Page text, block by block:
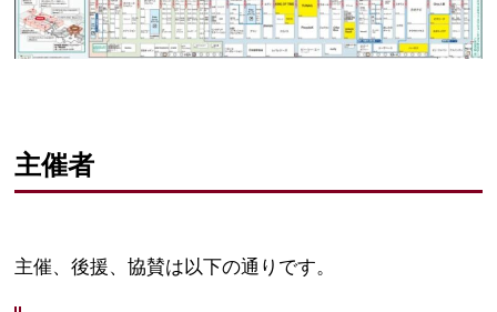
主催者
主催、後援、協賛は以下の通りです。